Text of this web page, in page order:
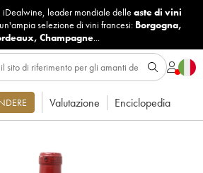
iDealwine, leader mondiale delle aste di vini
selezione di vini francesi: Borgogna,
, Champagne...
Valutazione Enciclopedia